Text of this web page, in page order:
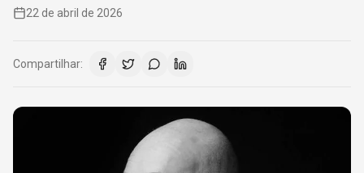
22 de abril de 2026
Compartilhar: